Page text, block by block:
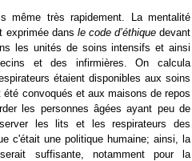
même très rapidement.
La mentalité
exprimée dans le code d’éthiquedevant
les unités de soins intensifs et ainsi
et des infirmières. On calcula
étaient disponibles aux soins
convoqués et aux maisons de repos
les personnes âgées ayant peu de
les lits et les respirateurs des
c'était une politique humaine; ainsi, la
suffisante, notamment pour la